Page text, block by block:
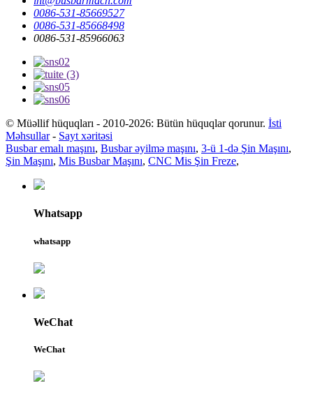
0086-531-85669527
0086-531-85668498
0086-531-85966063
© Müəllif hüquqları - 2010-2026: Bütün hüquqlar qorunur. İsti
Məhsullar- Sayt xəritəsi
Busbar emalı maşını, Busbar əyilmə maşını, 3-ü 1-də Şin Maşını,
Şin Maşını, Mis Busbar Maşını, CNC Mis Şin Freze,
Whatsapp
whatsapp
WeChat
WeChat